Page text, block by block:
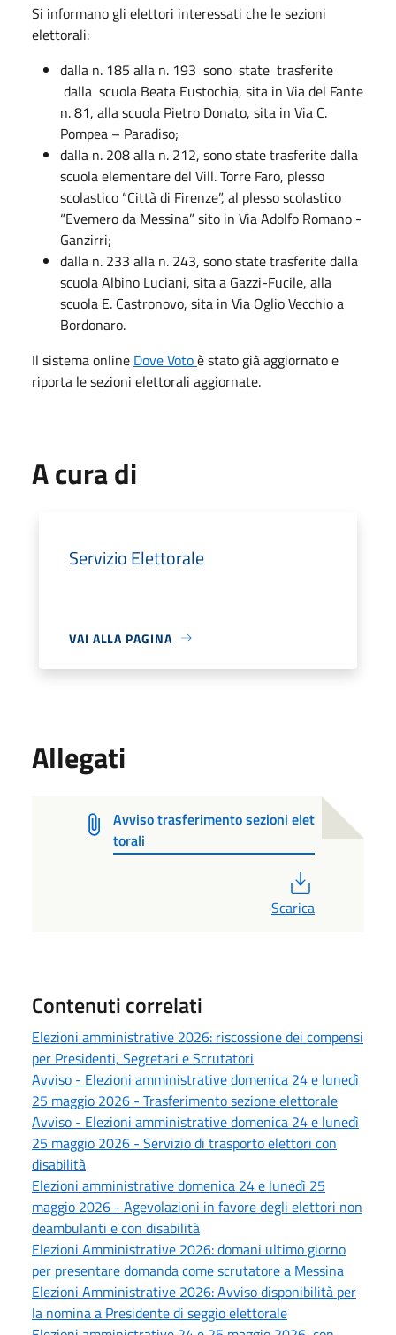
Si informano gli elettori interessati che le sezioni
elettorali:
dalla n. 185 alla n. 193 sono state trasferite
dalla scuola Beata Eustochia, sita in Via del Fante
n. 81, alla scuola Pietro Donato, sita in Via C.
Pompea – Paradiso;
dalla n. 208 alla n. 212, sono state trasferite dalla
scuola elementare del Vill. Torre Faro, plesso
scolastico “Città di Firenze”, al plesso scolastico
“Evemero da Messina” sito in Via Adolfo Romano -
Ganzirri;
dalla n. 233 alla n. 243, sono state trasferite dalla
scuola Albino Luciani, sita a Gazzi-Fucile, alla
scuola E. Castronovo, sita in Via Oglio Vecchio a
Bordonaro.
Il sistema online Dove Votoè stato già aggiornato e
riporta le sezioni elettorali aggiornate.
A cura di
Servizio Elettorale
VAI ALLA PAGINA
Allegati
Avviso trasferimento sezioni elet
torali
Scarica
Contenuti correlati
Elezioni amministrative 2026: riscossione dei compensi
per Presidenti, Segretari e Scrutatori
Avviso - Elezioni amministrative domenica 24 e lunedì
25 maggio 2026 - Trasferimento sezione elettorale
Avviso - Elezioni amministrative domenica 24 e lunedì
25 maggio 2026 - Servizio di trasporto elettori con
disabilità
Elezioni amministrative domenica 24 e lunedì 25
maggio 2026 - Agevolazioni in favore degli elettori non
deambulanti e con disabilità
Elezioni Amministrative 2026: domani ultimo giorno
per presentare domanda come scrutatore a Messina
Elezioni Amministrative 2026: Avviso disponibilità per
la nomina a Presidente di seggio elettorale